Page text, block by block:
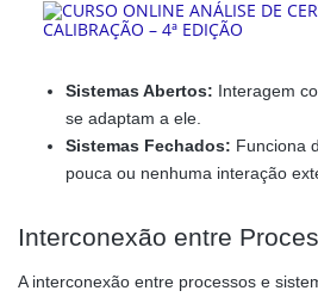
Sistemas Abertos: Interagem
se adaptam a ele.
Sistemas Fechados: Funciona
pouca ou nenhuma interação
Interconexão entre
A interconexão entre processos e